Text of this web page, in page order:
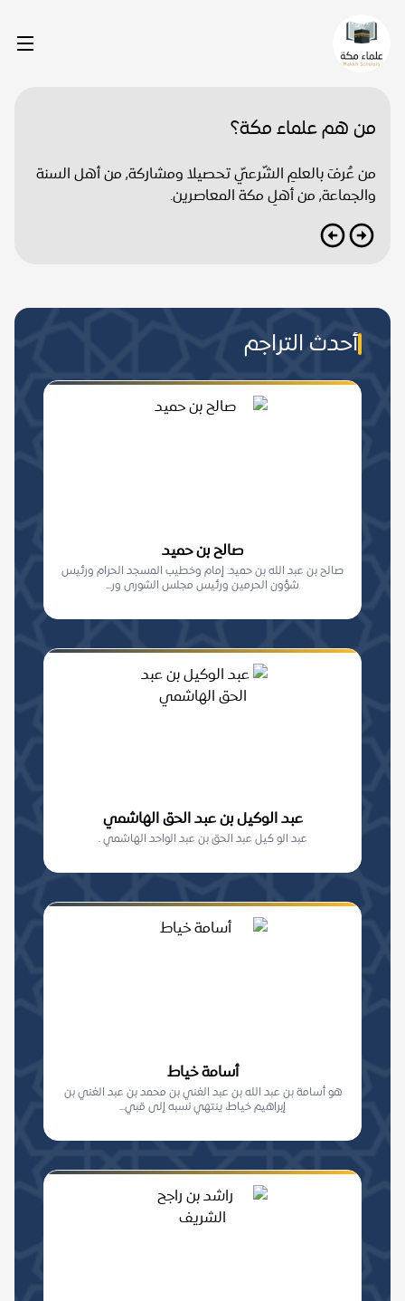
من هم علماء مكة؟
من عُرفَ بالعلمِ الشّرعيّ تحصيلا ومشاركة, من أهل السنة
والجماعة, من أهلِ مكة المعاصرين.
أحدث التراجم
صالح بن حميد
صالح بن عبد الله بن حميد. إمام وخطيب المسجد الحرام ورئيس
شؤون الحرمين ورئيس مجلس الشورى ور...
عبد الوكيل بن عبد الحق الهاشمي
عبد الو كيل عبد الحق بن عبد الواحد الهاشمي .
أسامة خياط
هو أسامة بن عبد الله بن عبد الغني بن محمد بن عبد الغني بن
إبراهيم خياط، ينتهي نسبه إلى قبي...